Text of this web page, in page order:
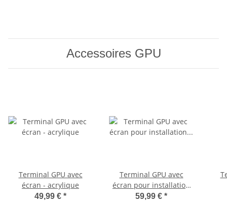
Accessoires GPU
Terminal GPU avec
écran - acrylique
49,99 € *
Terminal GPU avec
écran pour installation
verticale - acrylique
59,99 € *